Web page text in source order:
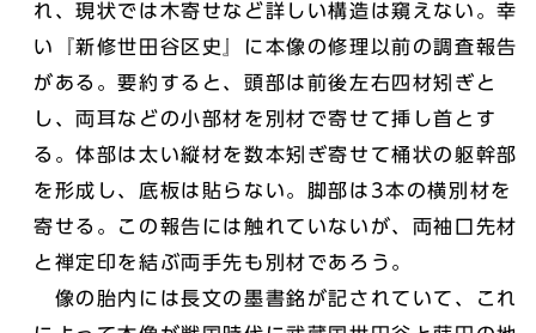
れ、現状では木寄せなど詳しい構造は窺えない。幸
い『新修世田谷区史』に本像の修理以前の調査報告
がある。要約すると、頭部は前後左右四材矧ぎと
し、両耳などの小部材を別材で寄せて挿し首とす
る。体部は太い縦材を数本矧ぎ寄せて桶状の躯幹部
を形成し、底板は貼らない。脚部は3本の横別材を
寄せる。この報告には触れていないが、両袖口先材
と禅定印を結ぶ両手先も別材であろう。
像の胎内には長文の墨書銘が記されていて、これ